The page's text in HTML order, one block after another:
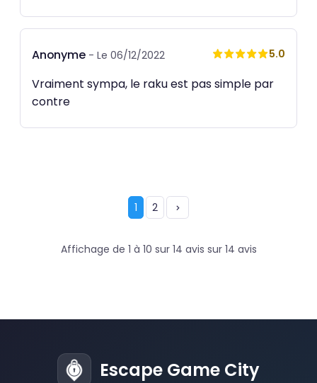
Anonyme - Le 06/12/2022 5.0
Vraiment sympa, le raku est pas simple par
contre
1 2
Affichage de 1 à 10 sur 14 avis sur 14 avis
Escape Game City